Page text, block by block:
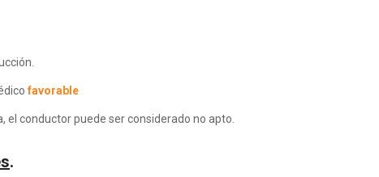
favorable
conductor puede ser considerado no apto.
.